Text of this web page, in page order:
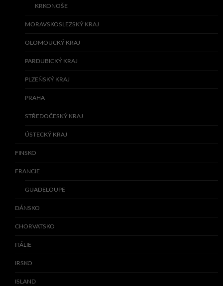
KRKONOŠE
MORAVSKOSLEZSKÝ KRAJ
OLOMOUCKÝ KRAJ
PARDUBICKÝ KRAJ
PLZEŇSKÝ KRAJ
PRAHA
STŘEDOČESKÝ KRAJ
ÚSTECKÝ KRAJ
FINSKO
FRANCIE
GUADELOUPE
DÁNSKO
CHORVATSKO
ITÁLIE
IRSKO
ISLAND